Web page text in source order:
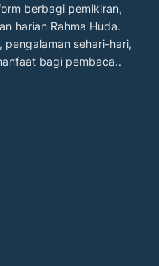
berbagi pemikiran,
harian Rahma Huda.
sehari-hari,
bagi pembaca..